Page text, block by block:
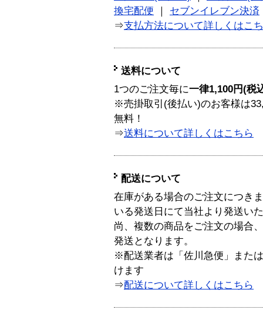
換宅配便
セブンイレブン決済
⇒支払方法について詳しくはこ
送料について
1つのご注文毎に一律1,100円(税
※売掛取引(後払い)のお客様は
無料！
⇒送料について詳しくはこちら
配送について
在庫がある場合のご注文につき
いる発送日にて当社より発送い
尚、複数の商品をご注文の場合
発送となります。
※配送業者は「佐川急便」また
けます
⇒配送について詳しくはこちら